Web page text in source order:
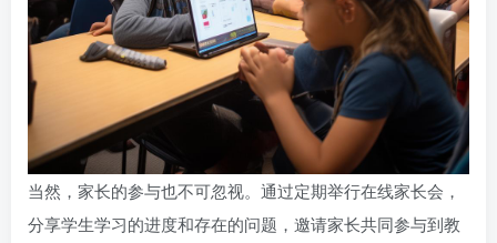
当然，家长的参与也不可忽视。通过定期举行在线家长会，
分享学生学习的进度和存在的问题，邀请家长共同参与到教